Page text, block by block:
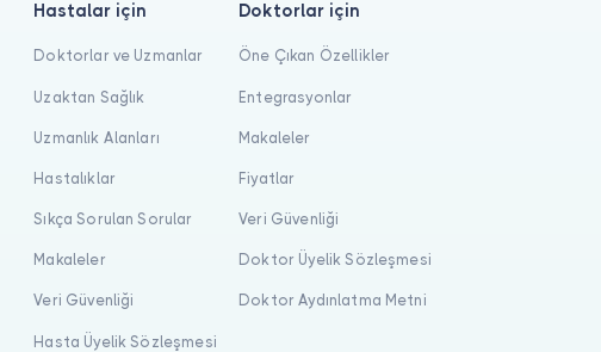
Hastalar için
Doktorlar ve Uzmanlar
Uzaktan Sağlık
Uzmanlık Alanları
Hastalıklar
Sıkça Sorulan Sorular
Makaleler
Veri Güvenliği
Hasta Üyelik Sözleşmesi
Doktorlar için
Öne Çıkan Özellikler
Entegrasyonlar
Makaleler
Fiyatlar
Veri Güvenliği
Doktor Üyelik Sözleşmesi
Doktor Aydınlatma Metni